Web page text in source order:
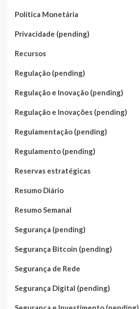
Política Monetária
Privacidade (pending)
Recursos
Regulação (pending)
Regulação e Inovação (pending)
Regulação e Inovações (pending)
Regulamentação (pending)
Regulamento (pending)
Reservas estratégicas
Resumo Diário
Resumo Semanal
Segurança (pending)
Segurança Bitcoin (pending)
Segurança de Rede
Segurança Digital (pending)